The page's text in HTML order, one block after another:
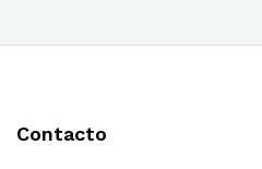
Contacto